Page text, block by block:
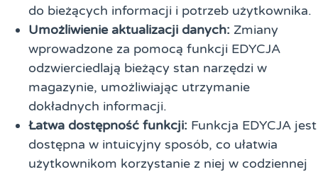
do bieżących informacji i potrzeb użytkownika.
Umożliwienie aktualizacji danych: Zmiany
wprowadzone za pomocą funkcji EDYCJA
odzwierciedlają bieżący stan narzędzi w
magazynie, umożliwiając utrzymanie
dokładnych informacji.
Łatwa dostępność funkcji: Funkcja EDYCJA jest
dostępna w intuicyjny sposób, co ułatwia
użytkownikom korzystanie z niej w codziennej